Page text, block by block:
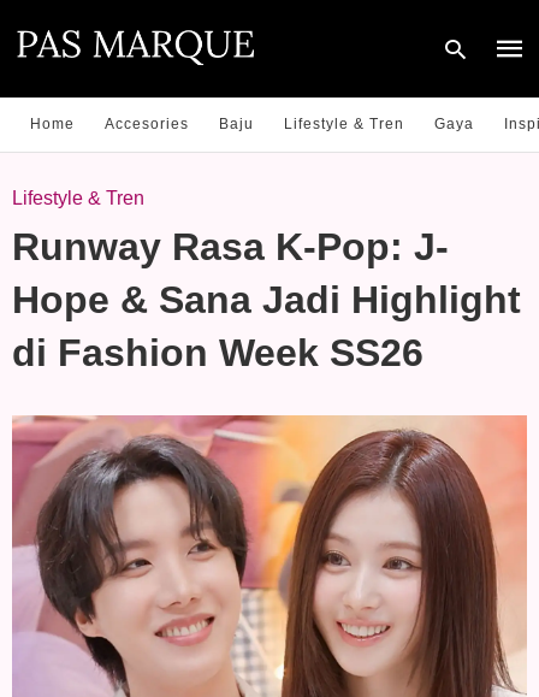
hit
Home Accesories Baju Lifestyle & Tren Gaya
Lifestyle & Tren
Runway Rasa K-Pop: J-
Hope & Sana Jadi Highlight
di Fashion Week SS26